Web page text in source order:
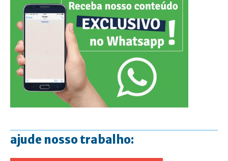
ajude nosso trabalho: